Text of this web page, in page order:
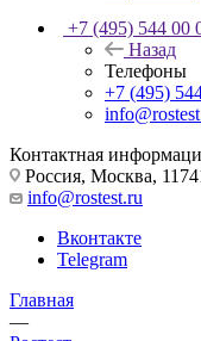
+7 (495) 544 00
Назад
Телефоны
+7 (495)
Контактная
Россия, Москва,
info@rostest.ru
Вконтакте
Telegram
Главная
—